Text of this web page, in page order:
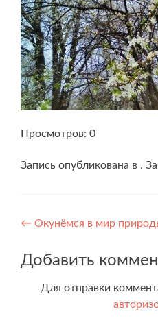
Просмотров: 0
Запись опубликована в .
Навигация
по
записям
← Окунёмся в мир
Добавить
Для отправки